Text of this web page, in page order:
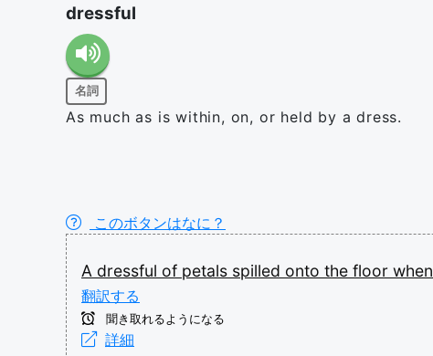
dressful
名詞
As much as is within, on, or held by a dress.
このボタンはなに？
A dressful of petals spilled onto the floor when
翻訳する
聞き取れるようになる
詳細